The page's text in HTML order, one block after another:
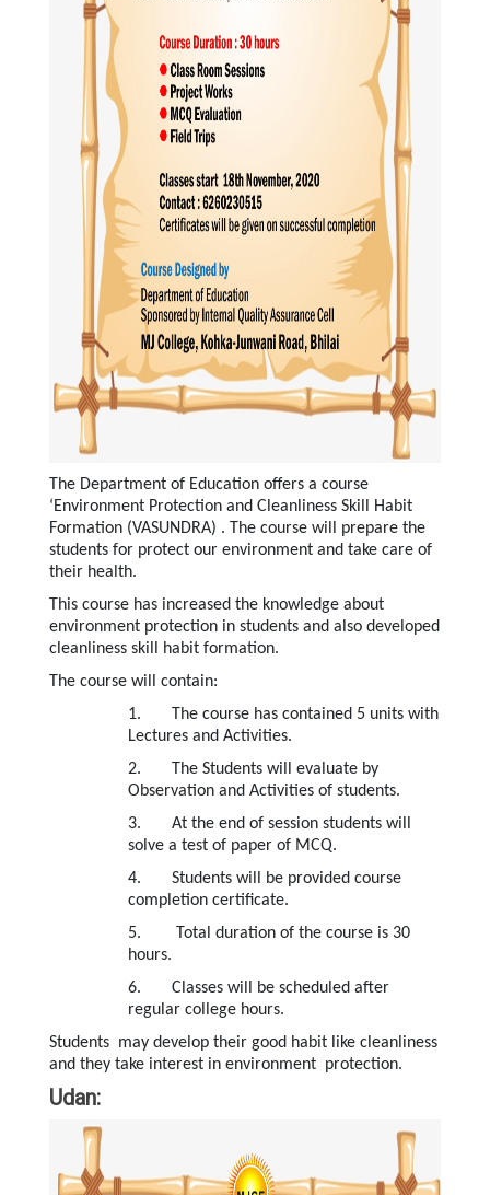
The Department of Education offers a course
‘Environment Protection and Cleanliness Skill Habit
Formation (VASUNDRA) . The course will prepare the
students for protect our environment and take care of
their health.
This course has increased the knowledge about
environment protection in students and also developed
cleanliness skill habit formation.
The course will contain:
1. The course has contained 5 units with
Lectures and Activities.
2. The Students will evaluate by
Observation and Activities of students.
3. At the end of session students will
solve a test of paper of MCQ.
4. Students will be provided course
completion certificate.
5. Total duration of the course is 30
hours.
6. Classes will be scheduled after
regular college hours.
Students may develop their good habit like cleanliness
and they take interest in environment protection.
Udan: